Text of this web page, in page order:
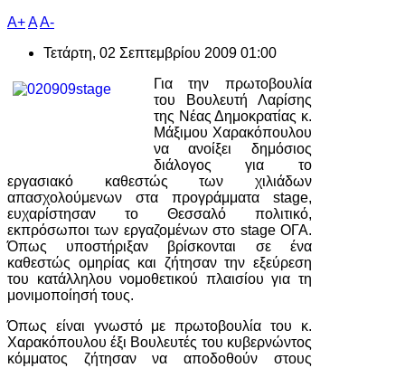
A+AA-
Τετάρτη, 02 Σεπτεμβρίου 2009 01:00
Για την πρωτοβουλία
του Βουλευτή Λαρίσης
της Νέας Δημοκρατίας κ.
Μάξιμου Χαρακόπουλου
να ανοίξει δημόσιος
διάλογος για το
εργασιακό καθεστώς των χιλιάδων
απασχολούμενων στα προγράμματα stage,
ευχαρίστησαν το Θεσσαλό πολιτικό,
εκπρόσωποι των εργαζομένων στο stage ΟΓΑ.
Όπως υποστήριξαν βρίσκονται σε ένα
καθεστώς ομηρίας και ζήτησαν την εξεύρεση
του κατάλληλου νομοθετικού πλαισίου για τη
μονιμοποίησή τους.
Όπως είναι γνωστό με πρωτοβουλία του κ.
Χαρακόπουλου έξι Βουλευτές του κυβερνώντος
κόμματος ζήτησαν να αποδοθούν στους